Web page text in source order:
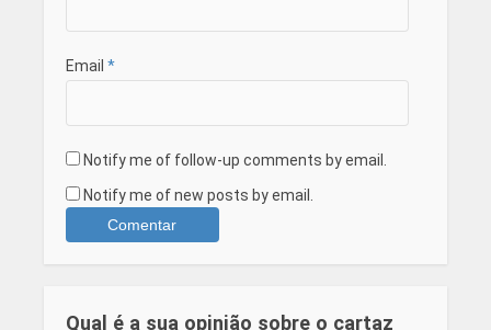
Email *
Notify me of follow-up comments by email.
Notify me of new posts by email.
Qual é a sua opinião sobre o cartaz